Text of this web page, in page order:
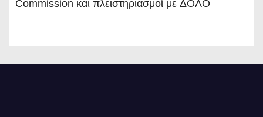
Commission και πλειστηριασμοί με ΔΟΛΟ